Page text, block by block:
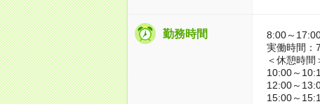
勤務時間
8:00～
実働時間：
＜休憩時間
10:00～
12:00～
15:00～